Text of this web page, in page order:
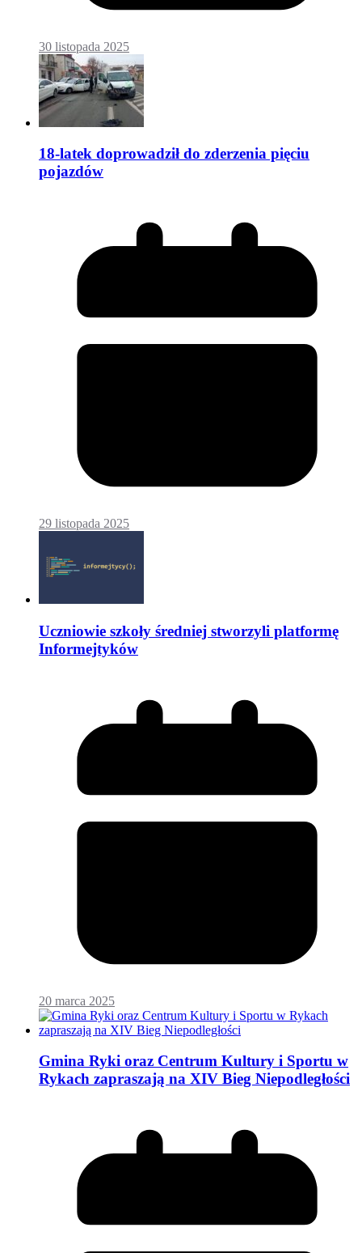
30 listopada 2025
18-latek doprowadził do zderzenia pięciu
pojazdów
29 listopada 2025
Uczniowie szkoły średniej stworzyli platformę
Informejtyków
20 marca 2025
Gmina Ryki oraz Centrum Kultury i Sportu w
Rykach zapraszają na XIV Bieg Niepodległości